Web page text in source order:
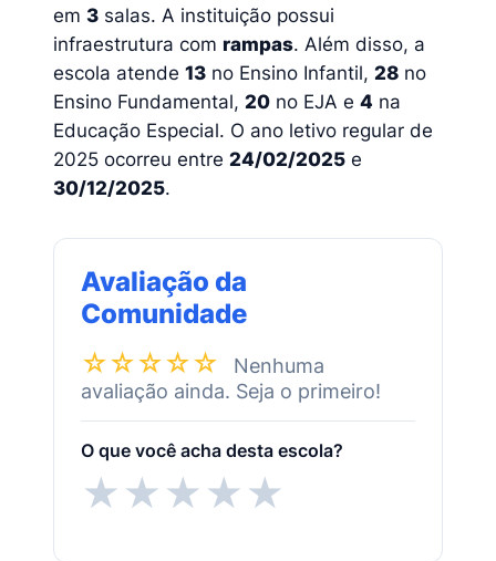
em 3 salas. A instituição possui
infraestrutura com rampas. Além disso, a
escola atende 13 no Ensino Infantil, 28 no
Ensino Fundamental, 20 no EJA e 4 na
Educação Especial. O ano letivo regular de
2025 ocorreu entre 24/02/2025 e
30/12/2025.
Avaliação da
Comunidade
☆☆☆☆☆
Nenhuma
avaliação ainda. Seja o primeiro!
O que você acha desta escola?
★★★★★